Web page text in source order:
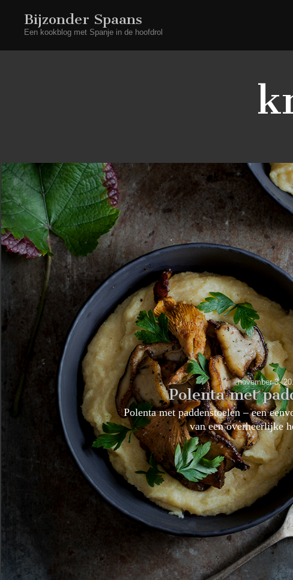
Bijzonder Spaans
Een kookblog met Spanje in de hoofdrol
november 3,
Polenta met
Polenta met paddenstoelen – een
van een overheerlijke